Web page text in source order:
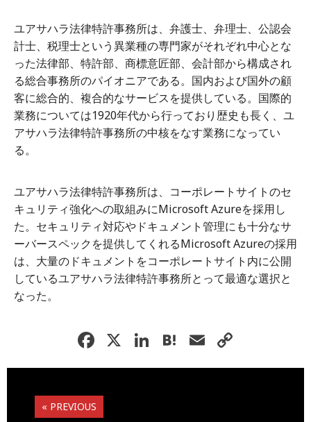
ユアサハラ法律特許事務所は、弁護士、弁理士、公認会
計士、税理士という異業種の専門家がそれぞれ中心とな
った法律部、特許部、商標意匠部、会計部から構成され
る総合事務所のパイオニアである。国内および国外の顧
客に総合的、複合的なサービスを提供している。国際的
業務については1920年代から行っており歴史も長く、ユ
アサハラ法律特許事務所の中核をなす業務になってい
る。
ユアサハラ法律特許事務所は、コーポレートサイトのセ
キュリティ強化への取組みにMicrosoft Azureを採用し
た。セキュリティ対応やドキュメント管理にも十分なサ
ーバースペックを提供してくれるMicrosoft Azureの採用
は、大量のドキュメントをコーポレートサイト内に公開
しているユアサハラ法律特許事務所とって最適な選択と
なった。
F
a
X Li
n
H
at
E
m o
« PREVIOUS